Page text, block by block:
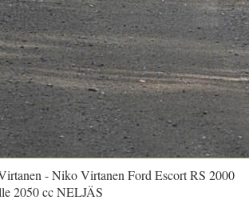
- Niko Virtanen Ford Escort RS 2000
2050 cc NELJÄS